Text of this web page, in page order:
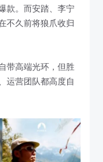
款。而安踏、李宁
不久前将狼爪收归
带高端光环，但胜
运营团队都高度自